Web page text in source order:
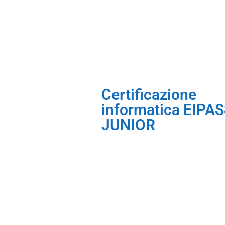
Certificazione
informatica
JUNIOR